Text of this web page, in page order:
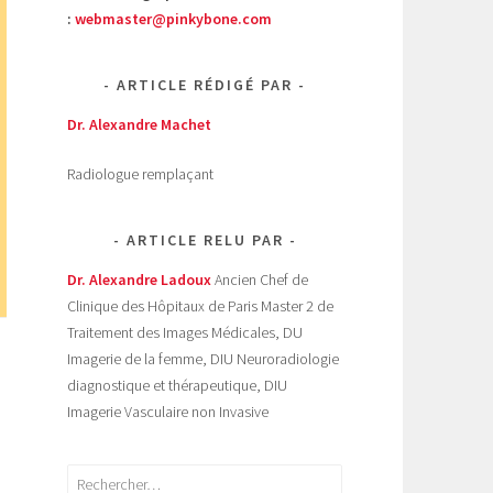
: webmaster@pinkybone.com
ARTICLE RÉDIGÉ PAR
Dr. Alexandre Machet
Radiologue remplaçant
ARTICLE RELU PAR
Dr. Alexandre LadouxAncien Chef de
Clinique des Hôpitaux de Paris Master 2 de
Traitement des Images Médicales, DU
Imagerie de la femme, DIU Neuroradiologie
diagnostique et thérapeutique, DIU
Imagerie Vasculaire non Invasive
Rechercher :